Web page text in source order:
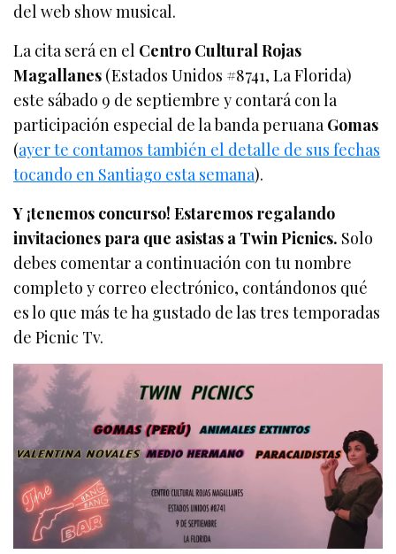
del web show musical.
La cita será en el Centro Cultural Rojas
Magallanes (Estados Unidos #8741, La Florida)
este sábado 9 de septiembre y contará con la
participación especial de la banda peruanaGomas
(ayer te contamos también el detalle de sus fechas
tocando en Santiago esta semana).
Y ¡tenemos concurso! Estaremos regalando
invitaciones para que asistas a Twin Picnics. Solo
debes comentar a continuación con tu nombre
completo y correo electrónico, contándonos qué
es lo que más te ha gustado de las tres temporadas
de Picnic Tv.